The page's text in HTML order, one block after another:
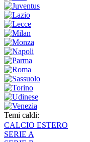
Temi caldi:
CALCIO ESTERO
SERIE A